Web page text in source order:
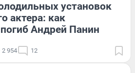
установок
актера: как
Андрей Панин
2 954 12